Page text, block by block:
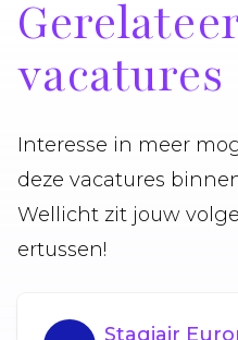
vacatures
Interesse in meer
deze vacatures
Wellicht zit jouw
ertussen!
Stagiair